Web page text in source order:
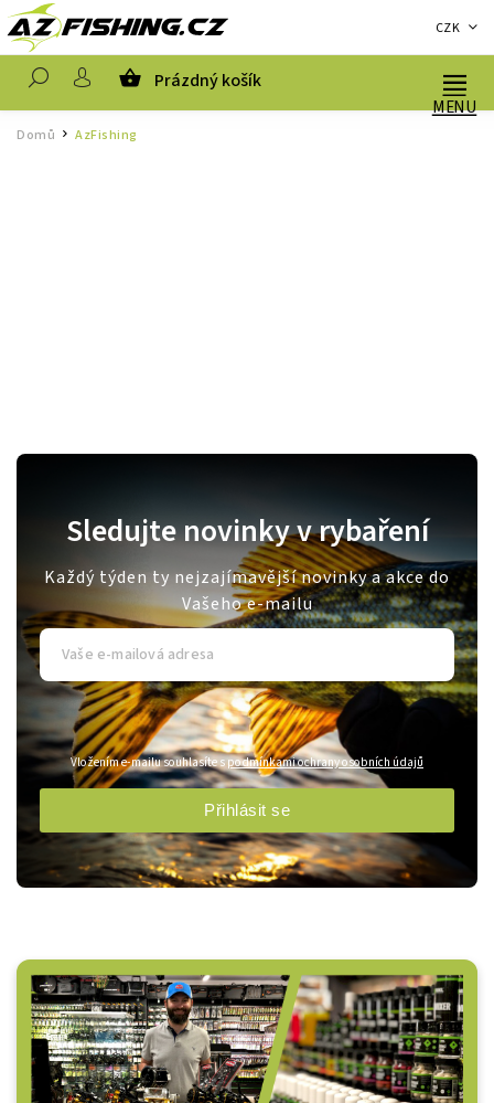
CZK
Prázdný košík
Domů / AzFishing
Sledujte novinky v rybaření
Každý týden ty nejzajímavější novinky a akce do
Vašeho e-mailu
Vložením e-mailu souhlasíte spodmínkami ochrany osobních údajů
Přihlásit se